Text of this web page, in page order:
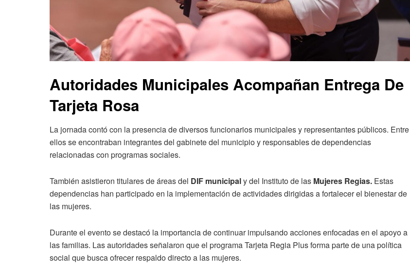
Autoridades Municipales Acompañan Entrega De
Tarjeta Rosa
La jornada contó con la presencia de diversos funcionarios municipales y representantes públicos. Entre
ellos se encontraban integrantes del gabinete del municipio y responsables de dependencias
relacionadas con programas sociales.
También asistieron titulares de áreas del DIF municipaly del Instituto de las Mujeres Regias. Estas
dependencias han participado en la implementación de actividades dirigidas a fortalecer el bienestar de
las mujeres.
Durante el evento se destacó la importancia de continuar impulsando acciones enfocadas en el apoyo a
las familias. Las autoridades señalaron que el programa Tarjeta Regia Plus forma parte de una política
social que busca ofrecer respaldo directo a las mujeres.